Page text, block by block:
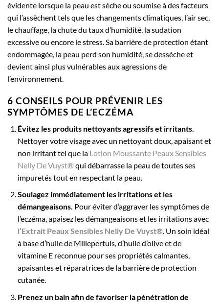
évidente lorsque la peau est sèche ou soumise à des facteurs
qui l’assèchent tels que les changements climatiques, l’air sec,
le chauffage, la chute du taux d’humidité, la sudation
excessive ou encore le stress. Sa barrière de protection étant
endommagée, la peau perd son humidité, se dessèche et
devient ainsi plus vulnérables aux agressions de
l’environnement.
6 CONSEILS POUR PRÉVENIR LES
SYMPTÔMES DE L’ECZÉMA
Évitez les produits nettoyants agressifs et irritants.
Nettoyer votre visage avec un nettoyant doux, apaisant et
non irritant tel que la Lotion Moussante Peaux Sensibles
Nelly De Vuyst® qui débarrasse la peau de toutes ses
impuretés tout en respectant la peau.
Soulagez immédiatement les irritations et les
démangeaisons. Pour éviter d’aggraver les symptômes de
l’eczéma, apaisez les démangeaisons et les irritations avec
l’Extrait Peaux Sensibles Nelly De Vuyst®. Un soin idéal
à base d’huile de Millepertuis, d’huile d’olive et de
vitamine E reconnue pour ses propriétés calmantes,
apaisantes et réparatrices de la barrière de protection
cutanée.
Prenez un bain afin de favoriser la pénétration de